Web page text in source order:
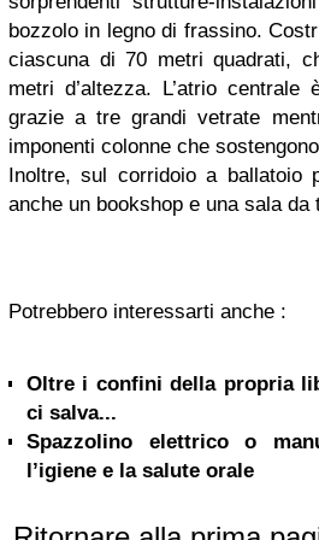
bozzolo in legno di frassino.
ciascuna di 70 metri quadrati,
metri d’altezza. L’atrio
grazie a tre grandi vetrate
imponenti colonne che
Inoltre, sul corridoio a ballatoio
anche un bookshop e una sala da
Potrebbero interessarti anche :
Oltre i confini della propria
ci salva...
Spazzolino elettrico o
l’igiene e la salute orale